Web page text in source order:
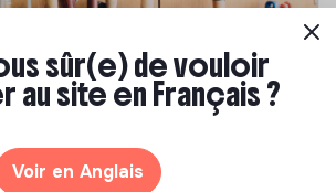
formations
sûr(e) de vouloir
site en Français ?
Voir en Anglais